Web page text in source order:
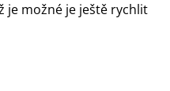
je možné je ještě rychlit